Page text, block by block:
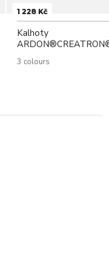
1 228 Kč
Kalhoty
3 colours